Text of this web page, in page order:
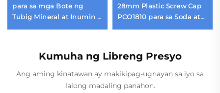
para sa mga Bote ng
Tubig Mineral at Inumin –
28mm Plastic Screw Cap
PCO1810 para sa Soda at
Kumuha ng Libreng Presyo
Ang aming kinatawan ay makikipag-ugnayan sa iyo sa
lalong madaling panahon.